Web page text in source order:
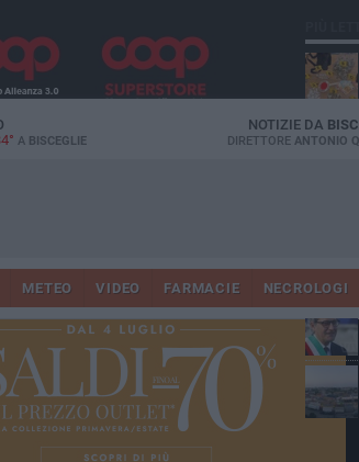
A BISCEGLIE
NOTIZIE DA
DIRETTORE ANTONIO
METEO VIDEO FARMACIE NECROLOGI